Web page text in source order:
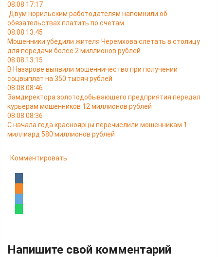
08.08 17:17
Двум норильским работодателям напомнили об
обязательствах платить по счетам
08.08 13:45
Мошенники убедили жителя Черемхова слетать в столицу
для передачи более 2 миллионов рублей
08.08 13:15
В Назарове выявили мошенничество при получении
соцвыплат на 350 тысяч рублей
08.08 08:46
Замдиректора золотодобывающего предприятия передал
курьерам мошенников 12 миллионов рублей
08.08 08:36
С начала года красноярцы перечислили мошенникам 1
миллиард 580 миллионов рублей
Комментировать
Напишите свой комментарий